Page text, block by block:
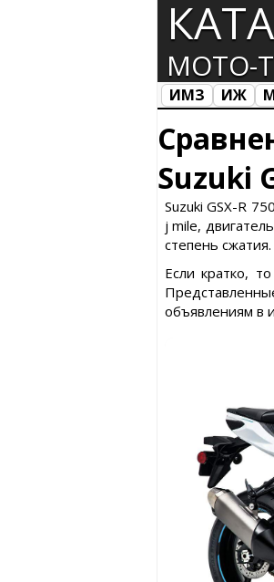
МОТО-
ИМЗ ИЖ
Suzuki
Suzuki GSX-R
ј mile,
степень сжатия.
Если кратко,
объявлениям в